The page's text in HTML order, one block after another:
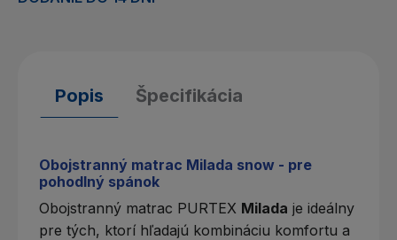
Popis Špecifikácia
Obojstranný matrac Milada snow - pre
pohodlný spánok
Obojstranný matrac PURTEX Milada je ideálny
pre tých, ktorí hľadajú kombináciu komfortu a